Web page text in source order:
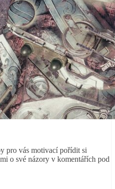
pro vás motivací pořídit si
o své názory v komentářích pod